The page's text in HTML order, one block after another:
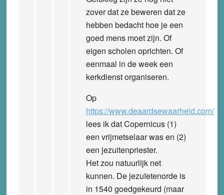
zover dat ze beweren dat ze
hebben bedacht hoe je een
goed mens moet zijn. Of
eigen scholen oprichten. Of
eenmaal in de week een
kerkdienst organiseren.
Op
https://www.deaardsewaarheid.com/
lees ik dat Copernicus (1)
een vrijmetselaar was en (2)
een jezuitenpriester.
Het zou natuurlijk net
kunnen. De jezuïetenorde is
in 1540 goedgekeurd (maar